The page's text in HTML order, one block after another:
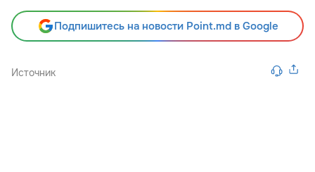
Подпишитесь на новости Point.md в Google
Источник